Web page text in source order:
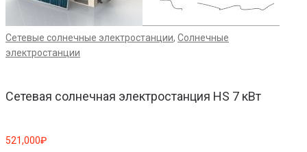
Сетевые солнечные электростанции, Солнечные
электростанции
Сетевая солнечная электростанция HS 7 кВт
521,000₽